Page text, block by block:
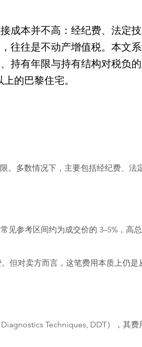
成本并不高：经纪费、法定
往往是不动产增值税。本文
持有年限与持有结构对税负
的巴黎住宅。
。多数情况下，主要包括经纪费、法
见参考区间约为成交价的 3–5%，高
但对卖方而言，这笔费用本质上仍是
Techniques, DDT），其费